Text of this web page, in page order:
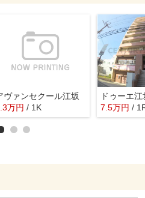
ヴァンセクール江坂
万円 / 1K
ドゥーエ江
7.5万円 /